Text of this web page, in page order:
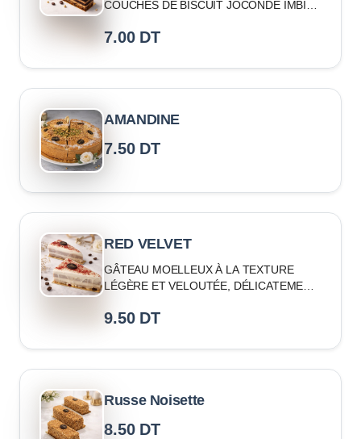
COUCHES DE BISCUIT JOCONDE IMBIBÉ
GANACHE
7.00 DT
AMANDINE
7.50 DT
RED VELVET
GÂTEAU MOELLEUX À LA TEXTURE
LÉGÈRE ET VELOUTÉE, DÉLICATEMENT
9.50 DT
Russe Noisette
8.50 DT